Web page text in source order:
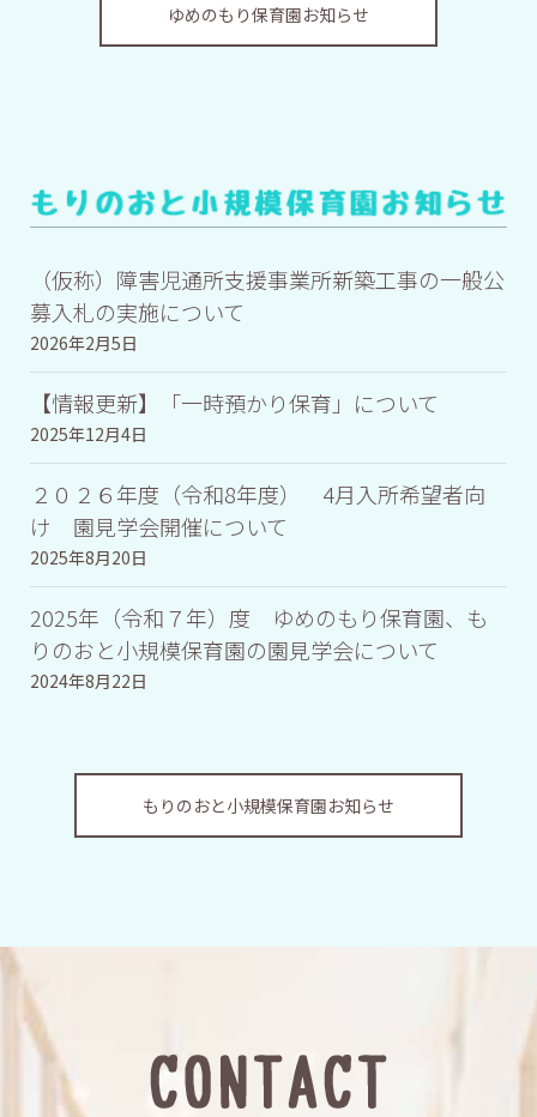
ゆめのもり保育園お知らせ
（仮称）障害児通所支援事業所新築工事の一般公
募入札の実施について
2026年2月5日
【情報更新】「一時預かり保育」について
2025年12月4日
２０２６年度（令和8年度） 4月入所希望者向
け 園見学会開催について
2025年8月20日
2025年（令和７年）度 ゆめのもり保育園、も
りのおと小規模保育園の園見学会について
2024年8月22日
もりのおと小規模保育園お知らせ